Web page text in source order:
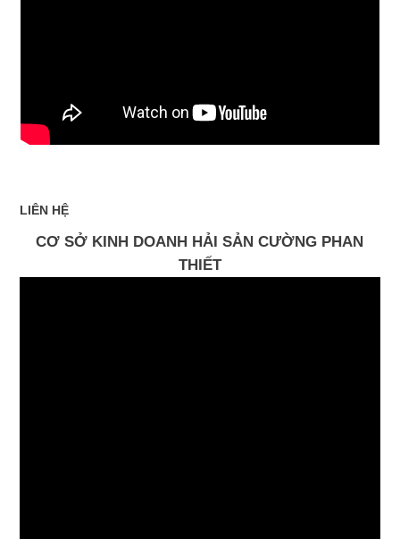
LIÊN HỆ
CƠ SỞ KINH DOANH HẢI SẢN CƯỜNG PHAN
THIẾT